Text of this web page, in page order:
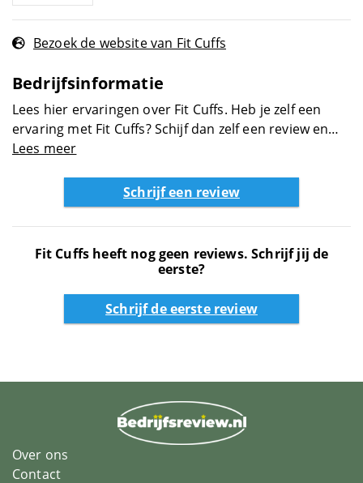
Cadeau
Covid19
Datingsites
Diensten
Finance
Bezoek de website van Fit Cuffs
Bedrijfsinformatie
Lees hier ervaringen over Fit Cuffs. Heb je zelf een
ervaring met Fit Cuffs? Schijf dan zelf een review en
help anderen met jouw review over Fit Cuffs
Lees meer
Schrijf een review
Fit Cuffs heeft nog geen reviews. Schrijf jij de
eerste?
Schrijf de eerste review
Over ons
Contact